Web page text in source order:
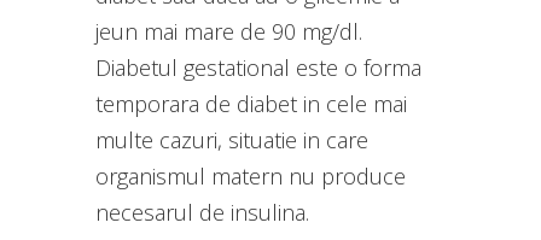
jeun mai mare de 90 mg/dl.
Diabetul gestational este o forma
temporara de diabet in cele mai
multe cazuri, situatie in care
organismul matern nu produce
necesarul de insulina.